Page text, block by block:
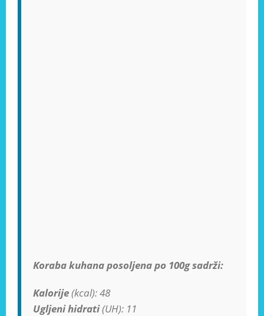
Koraba kuhana posoljena po 100g sadrži:
Kalorije(kcal): 48
Ugljeni hidrati(UH): 11